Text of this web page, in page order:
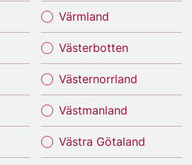
Värmland
Västerbotten
Västernorrland
Västmanland
Västra Götaland